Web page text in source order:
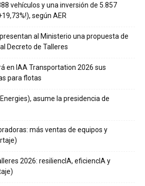
vehículos y una inversión de 5.857
según AER
presentan al Ministerio una propuesta de
Decreto de Talleres
en IAA Transportation 2026 sus
para flotas
asume la presidencia de
más ventas de equipos y
2026: resiliencIA, eficiencIA y